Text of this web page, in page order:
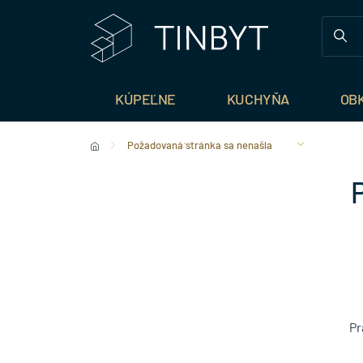
KÚPEĽNE KUCHYŇA
Požadovaná stránka sa nenašla